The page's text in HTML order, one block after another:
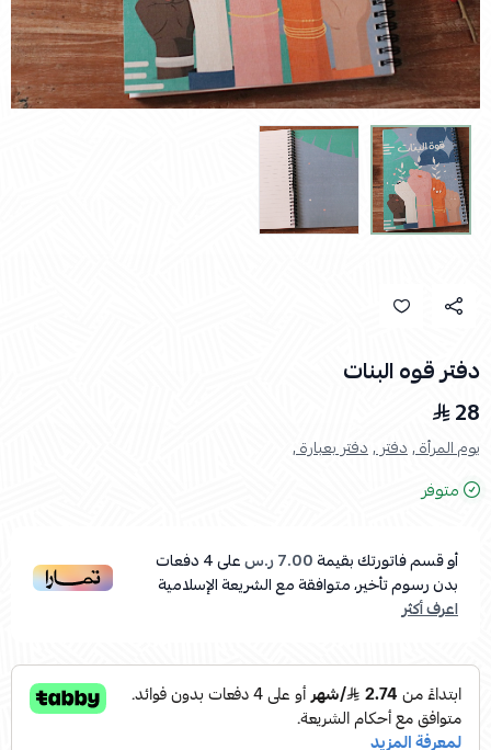
دفتر قوه البنات
28
يوم المرأة ,دفتر ,دفتر بعبارة ,
متوفر
أو قسم فاتورتك بقيمة7.00 ر.س على4دفعات
بدون رسوم تأخير، متوافقة مع الشريعة الإسلامية
اعرف أكثر